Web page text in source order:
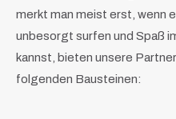
merkt man meist erst, wenn
unbesorgt surfen und Spaß
kannst, bieten unsere
folgenden Bausteinen: